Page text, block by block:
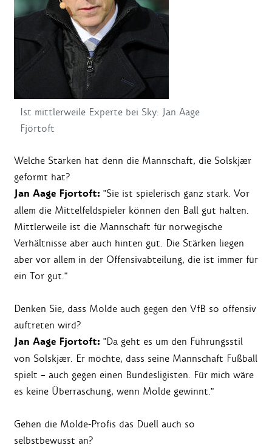
Ist mittlerweile Experte bei Sky: Jan Aage
Fjörtoft
Welche Stärken hat denn die Mannschaft, die Solskjær
geformt hat?
Jan Aage Fjortoft: "Sie ist spielerisch ganz stark. Vor
allem die Mittelfeldspieler können den Ball gut halten.
Mittlerweile ist die Mannschaft für norwegische
Verhältnisse aber auch hinten gut. Die Stärken liegen
aber vor allem in der Offensivabteilung, die ist immer für
ein Tor gut."
Denken Sie, dass Molde auch gegen den VfB so offensiv
auftreten wird?
Jan Aage Fjortoft: "Da geht es um den Führungsstil
von Solskjær. Er möchte, dass seine Mannschaft Fußball
spielt – auch gegen einen Bundesligisten. Für mich wäre
es keine Überraschung, wenn Molde gewinnt."
Gehen die Molde-Profis das Duell auch so
selbstbewusst an?